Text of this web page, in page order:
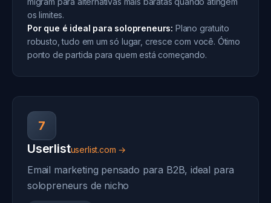
os limites.
Por que é ideal para solopreneurs: Plano gratuito
robusto, tudo em um só lugar, cresce com você. Ótimo
ponto de partida para quem está começando.
7
Userlistuserlist.com →
Email marketing pensado para B2B, ideal para
solopreneurs de nicho